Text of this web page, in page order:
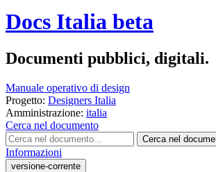
Docs Italia beta
Documenti pubblici, digitali.
Manuale operativo di design
Progetto: Designers Italia
Amministrazione: italia
Cerca nel documento
Cerca nel
Informazioni
versione-corrente